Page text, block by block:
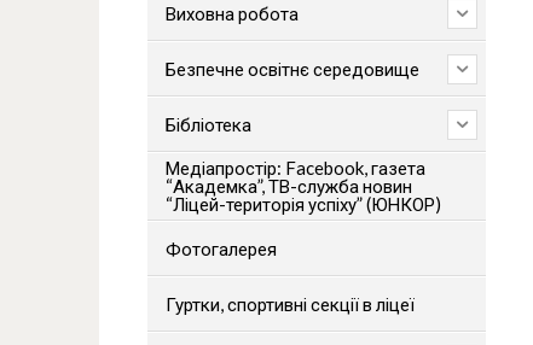
Виховна робота
Безпечне освітнє середовище
Бібліотека
Медіапростір: Facebook, газета
“Академка”, ТВ-служба новин
“Ліцей-територія успіху” (ЮНКОР)
Фотогалерея
Гуртки, спортивні секції в ліцеї